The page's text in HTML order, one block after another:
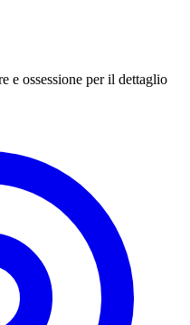
e ossessione per il dettaglio